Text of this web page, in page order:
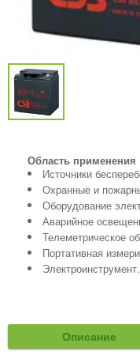
Область применения
Источники
Охранные и
Оборудование
Аварийное
Телеметрическое
Портативная
Электроинструмент.
Описание